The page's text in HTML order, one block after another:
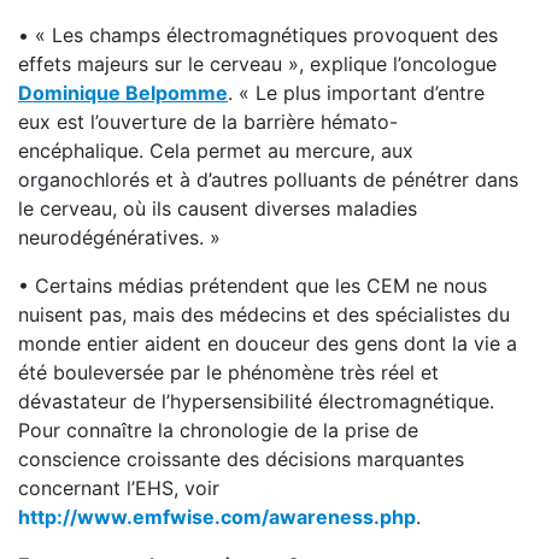
• « Les champs électromagnétiques provoquent des
effets majeurs sur le cerveau », explique l’oncologue
Dominique Belpomme. « Le plus important d’entre
eux est l’ouverture de la barrière hémato-
encéphalique. Cela permet au mercure, aux
organochlorés et à d’autres polluants de pénétrer dans
le cerveau, où ils causent diverses maladies
neurodégénératives. »
• Certains médias prétendent que les CEM ne nous
nuisent pas, mais des médecins et des spécialistes du
monde entier aident en douceur des gens dont la vie a
été bouleversée par le phénomène très réel et
dévastateur de l’hypersensibilité électromagnétique.
Pour connaître la chronologie de la prise de
conscience croissante des décisions marquantes
concernant l’EHS, voir
http://www.emfwise.com/awareness.php.